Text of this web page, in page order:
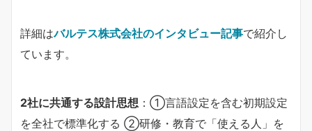
詳細は​バルテス株式会社のインタビュー記事​で紹介し
ています。
2社に共通する設計思想​ ​：①言語設定を含む初期設定
を全社で標準化する ②研修・教育で「使える人」を